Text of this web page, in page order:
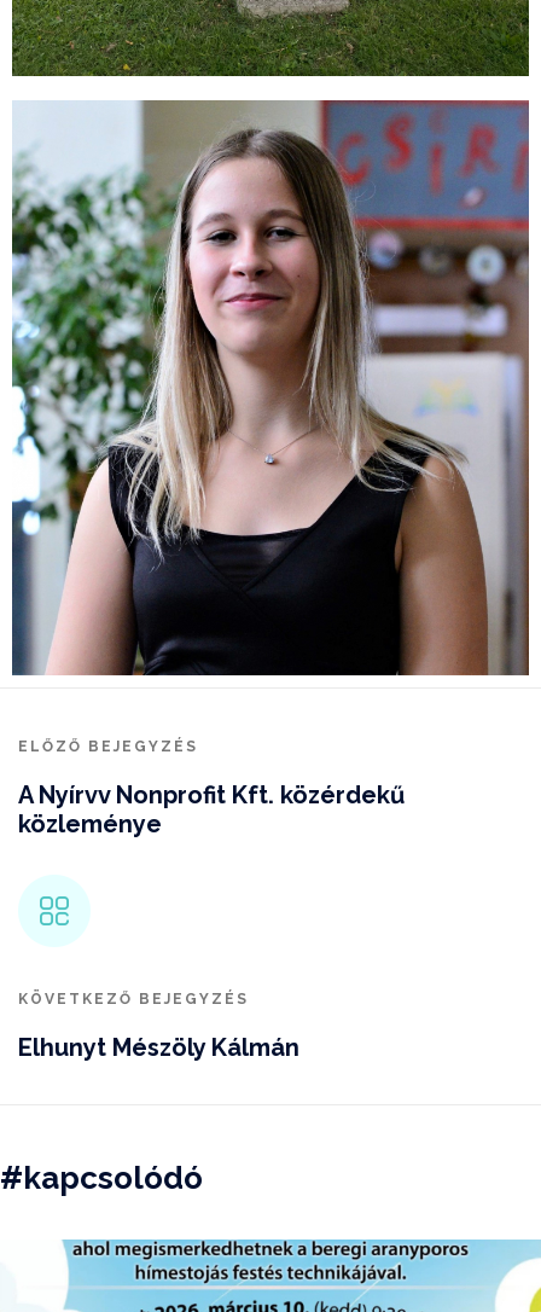
ELŐZŐ BEJEGYZÉS
A Nyírvv Nonprofit Kft. közérdekű
közleménye
KÖVETKEZŐ BEJEGYZÉS
Elhunyt Mészöly Kálmán
#kapcsolódó